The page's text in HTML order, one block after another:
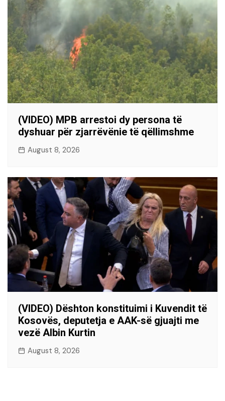
(VIDEO) MPB arrestoi dy persona të
dyshuar për zjarrëvënie të qëllimshme
August 8, 2026
(VIDEO) Dështon konstituimi i Kuvendit të
Kosovës, deputetja e AAK-së gjuajti me
vezë Albin Kurtin
August 8, 2026